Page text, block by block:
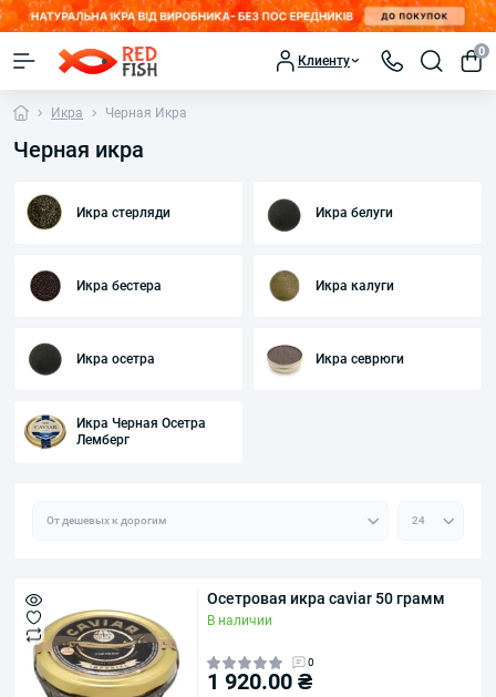
Клиенту
0
Икра Черная Икра
Черная икра
Икра стерляди Икра белуги
Икра бестера Икра калуги
Икра осетра Икра севрюги
Икра Черная Осетра
Лемберг
Осетровая икра caviar 50 грамм
В наличии
0
1 920.00 ₴